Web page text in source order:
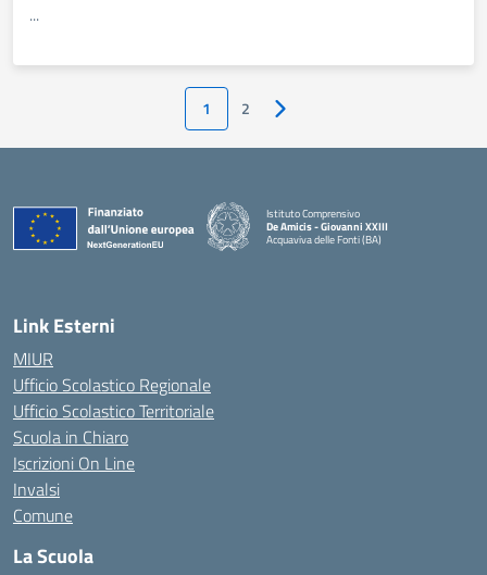
...
1 2 Pagina successiva
Istituto Comprensivo
De Amicis - Giovanni XXIII
Acquaviva delle Fonti (BA)
— Visita la pagina iniziale della scuola
Link Esterni
MIUR
Ufficio Scolastico Regionale
Ufficio Scolastico Territoriale
Scuola in Chiaro
Iscrizioni On Line
Invalsi
Comune
La Scuola